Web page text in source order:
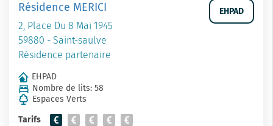
Résidence MERICI
2, Place Du 8 Mai 1945
59880 - Saint-saulve
Résidence partenaire
EHPAD
EHPAD
Nombre de lits: 58
Espaces Verts
Tarifs